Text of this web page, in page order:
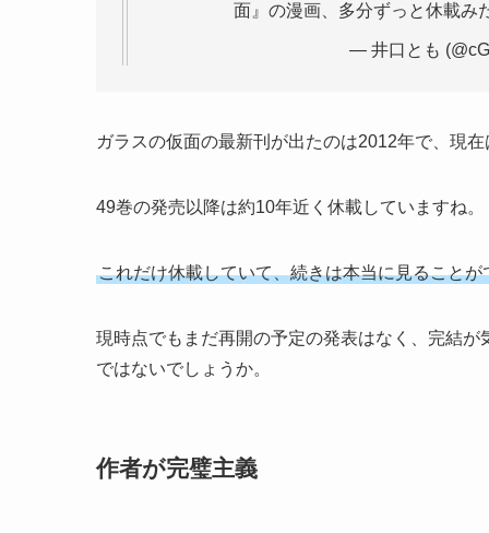
面』の漫画、多分ずっと休載み
— 井口とも
ガラスの仮面の最新刊が出たのは2012年で、現在
49巻の発売以降は約10年近く休載していますね。
これだけ休載していて、続きは本当に見ること
現時点でもまだ再開の予定の発表はなく、完結
ではないでしょうか。
作者が完璧主義